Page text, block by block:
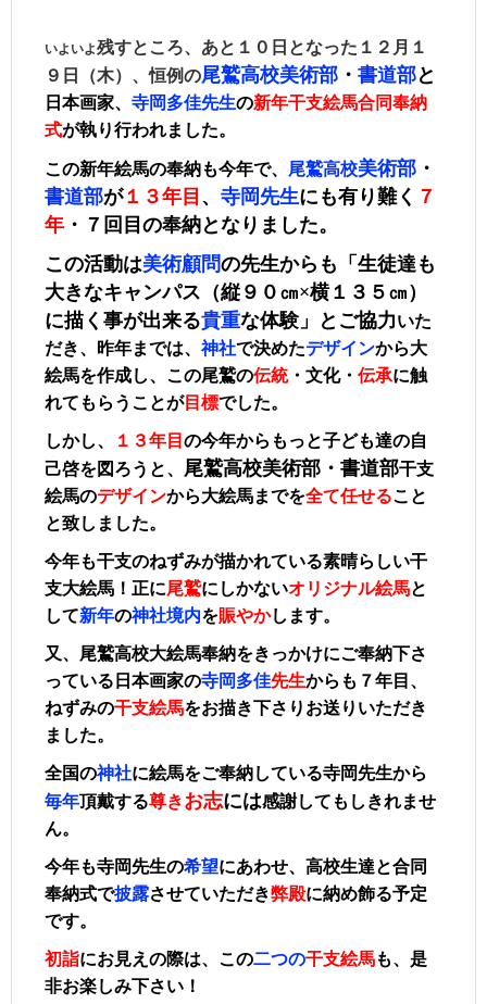
いよいよ残すところ、あと１０日となった１２月１
９日（木）、恒例の尾鷲高校美術部 ・ 書道部と
日本画家、 寺岡多佳先生の新年干支絵馬合同奉納
式が執り行われました。
この新年絵馬の奉納も今年で、 尾鷲高校美術部 ・
書道部が１３年目 、 寺岡先生にも有り難く ７
年 ・７回目の奉納となりました。
この活動は美術顧問の先生からも「生徒達も
大きなキャンパス （縦９０㎝×横１３５㎝）
に描く 事が出来る貴重な体験 」とご協力いた
だき、昨年までは、神社で決めたデザインから大
絵馬を作成し、この尾鷲の伝統・文化・ 伝承に触
れてもらうことが目標でした。
しかし、 １３年目 の今年からもっと子ども達の自
己啓を図ろうと、 尾鷲高校美術部・書道部干支
絵馬のデザインから大絵馬までを全て任せること
と致しました。
今年も干支のねずみが描かれている素晴らしい干
支大絵馬！正に尾鷲にしかないオリジナル絵馬と
して新年の神社境内を賑やかします。
又、尾鷲高校大絵馬奉納をきっかけにご奉納下さ
っている日本画家の寺岡多佳先生からも７年目、
ねずみの干支絵馬をお描き下さりお送りいただき
ました。
全国の神社に絵馬をご奉納している寺岡先生から
毎年頂戴する尊きお志には感謝してもしきれませ
ん。
今年も寺岡先生の希望にあわせ、高校生達と合同
奉納式で披露させていただき弊殿に納め飾る予定
です。
初詣にお見えの際は、この二つの干支絵馬も、是
非お楽しみ下さい！